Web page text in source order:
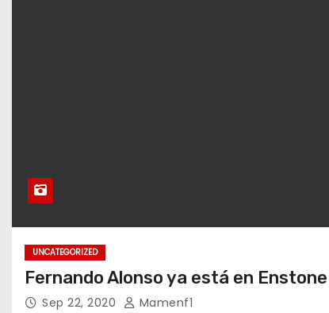
UNCATEGORIZED
Fernando Alonso ya está en Enstone
Sep 22, 2020 Mamenf1